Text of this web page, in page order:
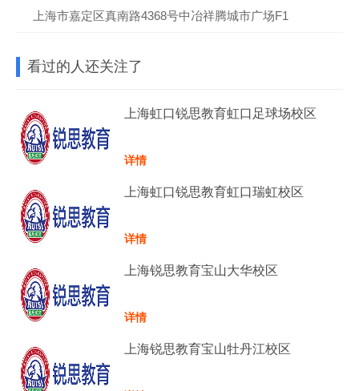
上海市嘉定区真南路4368号中冶祥腾城市广场F1
看过的人还关注了
上海虹口锐思教育虹口足球场校区
详情
上海虹口锐思教育虹口瑞虹校区
详情
上海锐思教育宝山大华校区
详情
上海锐思教育宝山牡丹江校区